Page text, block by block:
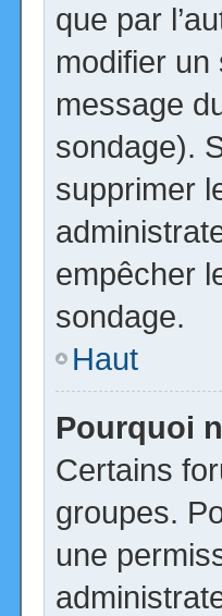
que par
modifier
message
sondage).
supprimer
empêcher
sondage.
Haut
Pourquoi
Certains
groupes.
une